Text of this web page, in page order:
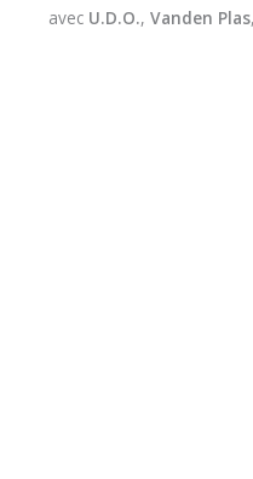
avec U.D.O., Vanden Plas,